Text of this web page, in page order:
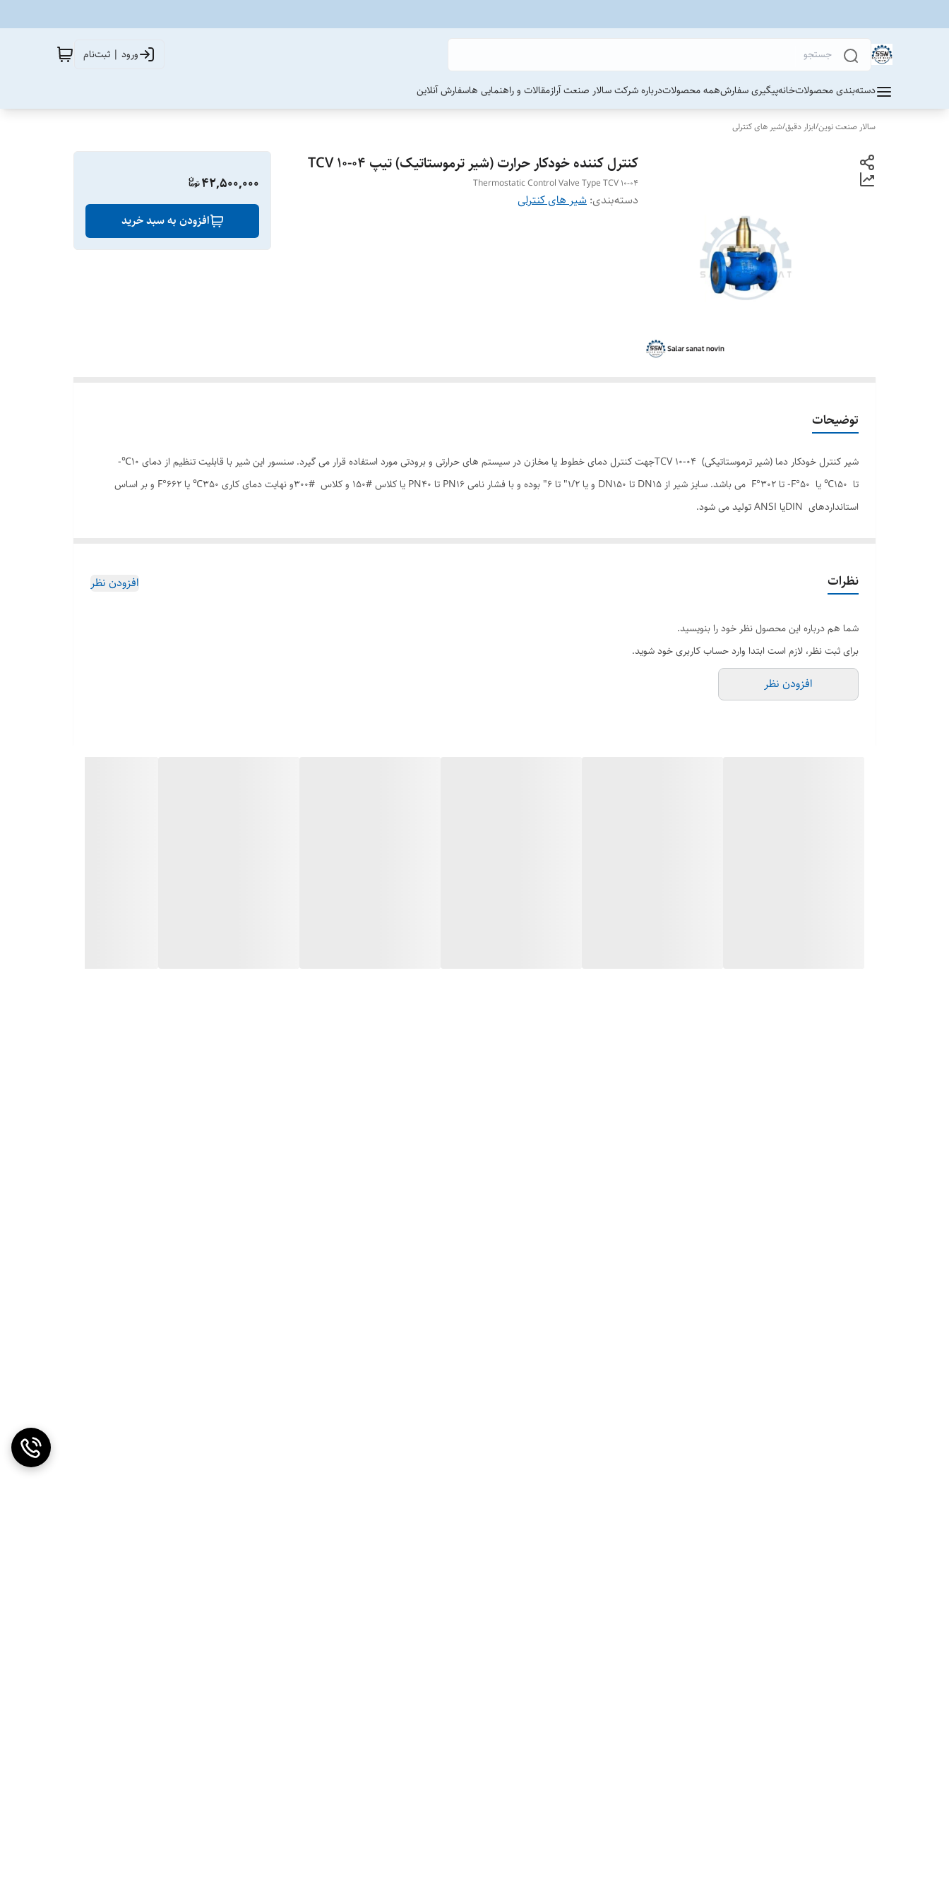
ورود | ثبت‌نام
دسته‌بندی محصولاتخانهپیگیری سفارشهمه محصولاتدرباره شرکت سالار صنعت آرازمقالات و راهنمایی هاسفارش آنلاین
سالار صنعت نوین/ابزار دقیق/شیر های کنترلی
کنترل کننده خودکار حرارت (شیر ترموستاتیک) تیپ TCV 10-04
Thermostatic Control Valve Type TCV 10-04
دسته‌بندی: شیر های کنترلی
42,500,000
افزودن به سبد خرید
توضیحات
شیر کنترل خودکار دما (شیر ترموستاتیکی) TCV 10-04جهت کنترل دمای خطوط یا مخازن در سیستم های حرارتی و برودتی مورد استفاده قرار می گیرد. سنسور این شیر با قابلیت تنظیم از دمای 10℃-
تا 150℃ یا 50°F- تا 302°F می باشد. سایز شیر از DN15 تا DN150 و یا 1/2" تا 6" بوده و با فشار نامی PN16 تا PN40 یا کلاس #150 و کلاس #300و نهایت دمای کاری 350℃ یا 662°F و بر اساس
استانداردهای DINیا ANSI تولید می شود.
نظرات افزودن نظر
شما هم درباره این محصول نظر خود را بنویسید.
برای ثبت نظر، لازم است ابتدا وارد حساب کاربری خود شوید.
افزودن نظر